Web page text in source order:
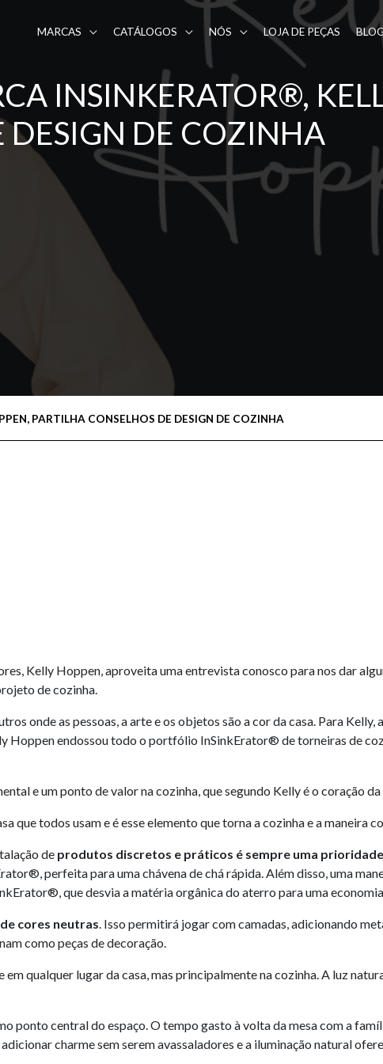
MARCAS CATÁLOGOS NÓS LOJA DE PEÇAS BLOG
INSINKERATOR®,
DESIGN DE COZINHA
PARTILHA CONSELHOS DE DESIGN DE COZINHA
Kelly Hoppen, aproveita uma entrevista conosco para nos dar
de cozinha.
onde as pessoas, a arte e os objetos são a cor da casa. Para Kelly,
Hoppen endossou todo o portfólio InSinkErator® de torneiras de
e um ponto de valor na cozinha, que segundo Kelly é o coração
que todos usam e é esse elemento que torna a cozinha e a maneira
de produtos discretos e práticos é sempre uma prioridade
perfeita para uma chávena de chá rápida. Além disso, uma
que desvia a matéria orgânica do aterro para uma
cores neutras. Isso permitirá jogar com camadas, adicionando
como peças de decoração.
qualquer lugar da casa, mas principalmente na cozinha. A luz
ponto central do espaço. O tempo gasto à volta da mesa com a
charme sem serem avassaladores e a iluminação natural